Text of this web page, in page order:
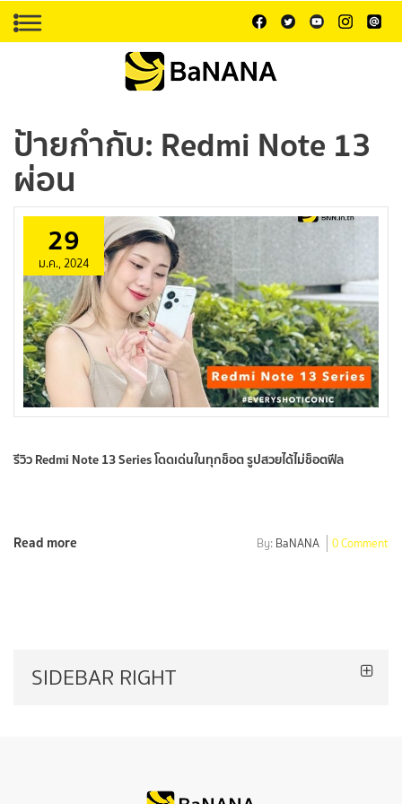
ป้ายกำกับ: Redmi Note 13
ผ่อน
29
ม.ค., 2024
รีวิว Redmi Note 13 Series โดดเด่นในทุกช็อต รูปสวยได้ไม่ช็อตฟีล
Read more By: BaNANA 0 Comment
SIDEBAR RIGHT